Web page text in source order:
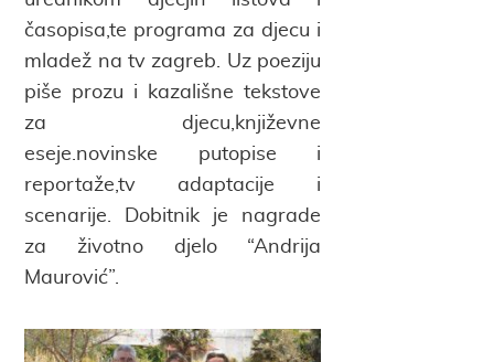
časopisa,te programa za djecu i
mladež na tv zagreb. Uz poeziju
piše prozu i kazališne tekstove
za djecu,književne
eseje.novinske putopise i
reportaže,tv adaptacije i
scenarije. Dobitnik je nagrade
za životno djelo “Andrija
Maurović”.